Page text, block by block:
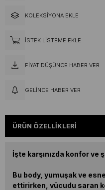
KOLEKSIYONA EKLE
İSTEK LISTEME EKLE
FIYAT DÜŞÜNCE HABER VER
GELINCE HABER VER
ÜRÜN ÖZELLIKLERI
İşte karşınızda konfor ve
Bu body, yumuşak ve
ettirirken, vücudu saran